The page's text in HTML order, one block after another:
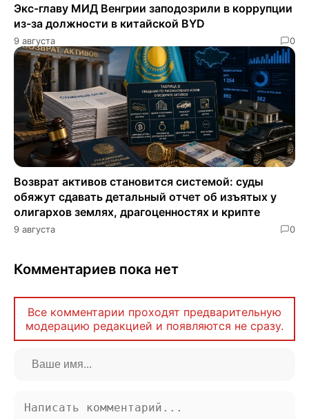
Экс-главу МИД Венгрии заподозрили в коррупции
из-за должности в китайской BYD
9 августа 0
Возврат активов становится системой: суды
обяжут сдавать детальный отчет об изъятых у
олигархов землях, драгоценностях и крипте
9 августа 0
Комментариев пока нет
Все комментарии проходят предварительную
модерацию редакцией и появляются не сразу.